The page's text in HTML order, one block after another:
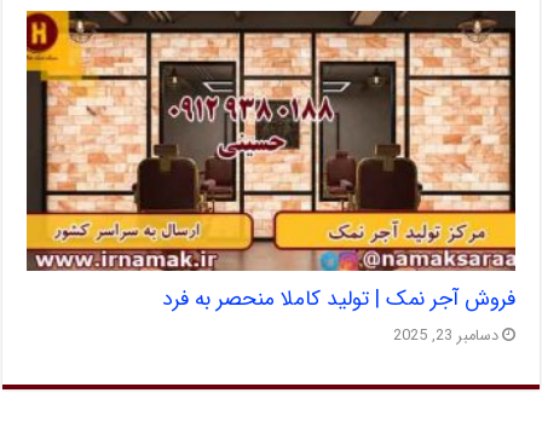
فروش آجر نمک | تولید کاملا منحصر به فرد
دسامبر 23, 2025